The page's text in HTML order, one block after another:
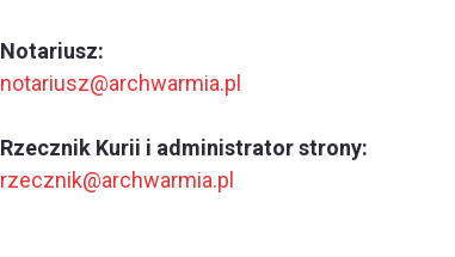
Notariusz:
notariusz@archwarmia.pl
Rzecznik Kurii i administrator strony:
rzecznik@archwarmia.pl